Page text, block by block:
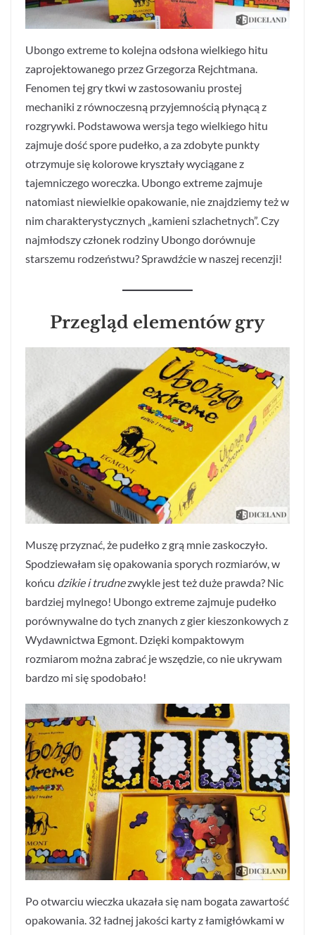
Ubongo extreme to kolejna odsłona wielkiego hitu
zaprojektowanego przez Grzegorza Rejchtmana.
Fenomen tej gry tkwi w zastosowaniu prostej
mechaniki z równoczesną przyjemnością płynącą z
rozgrywki. Podstawowa wersja tego wielkiego hitu
zajmuje dość spore pudełko, a za zdobyte punkty
otrzymuje się kolorowe kryształy wyciągane z
tajemniczego woreczka. Ubongo extreme zajmuje
natomiast niewielkie opakowanie, nie znajdziemy też w
nim charakterystycznych „kamieni szlachetnych”. Czy
najmłodszy członek rodziny Ubongo dorównuje
starszemu rodzeństwu? Sprawdźcie w naszej recenzji!
Przegląd elementów gry
Muszę przyznać, że pudełko z grą mnie zaskoczyło.
Spodziewałam się opakowania sporych rozmiarów, w
końcu dzikie i trudnezwykle jest też duże prawda? Nic
bardziej mylnego! Ubongo extreme zajmuje pudełko
porównywalne do tych znanych z gier kieszonkowych z
Wydawnictwa Egmont. Dzięki kompaktowym
rozmiarom można zabrać je wszędzie, co nie ukrywam
bardzo mi się spodobało!
Po otwarciu wieczka ukazała się nam bogata zawartość
opakowania. 32 ładnej jakości karty z łamigłówkami w